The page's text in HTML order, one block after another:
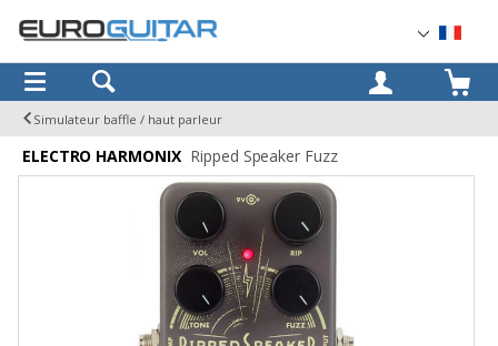
OK
Simulateur baffle / haut parleur
ELECTRO HARMONIX Ripped Speaker Fuzz